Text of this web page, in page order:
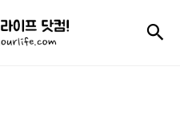
엔
조